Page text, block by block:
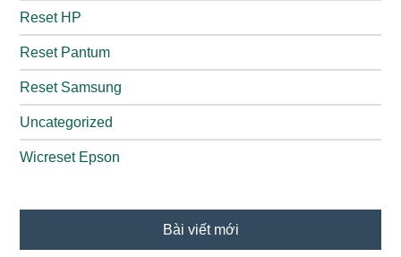
Reset HP
Reset Pantum
Reset Samsung
Uncategorized
Wicreset Epson
Bài viết mới